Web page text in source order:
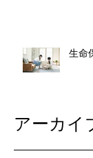
生命
アーカイ